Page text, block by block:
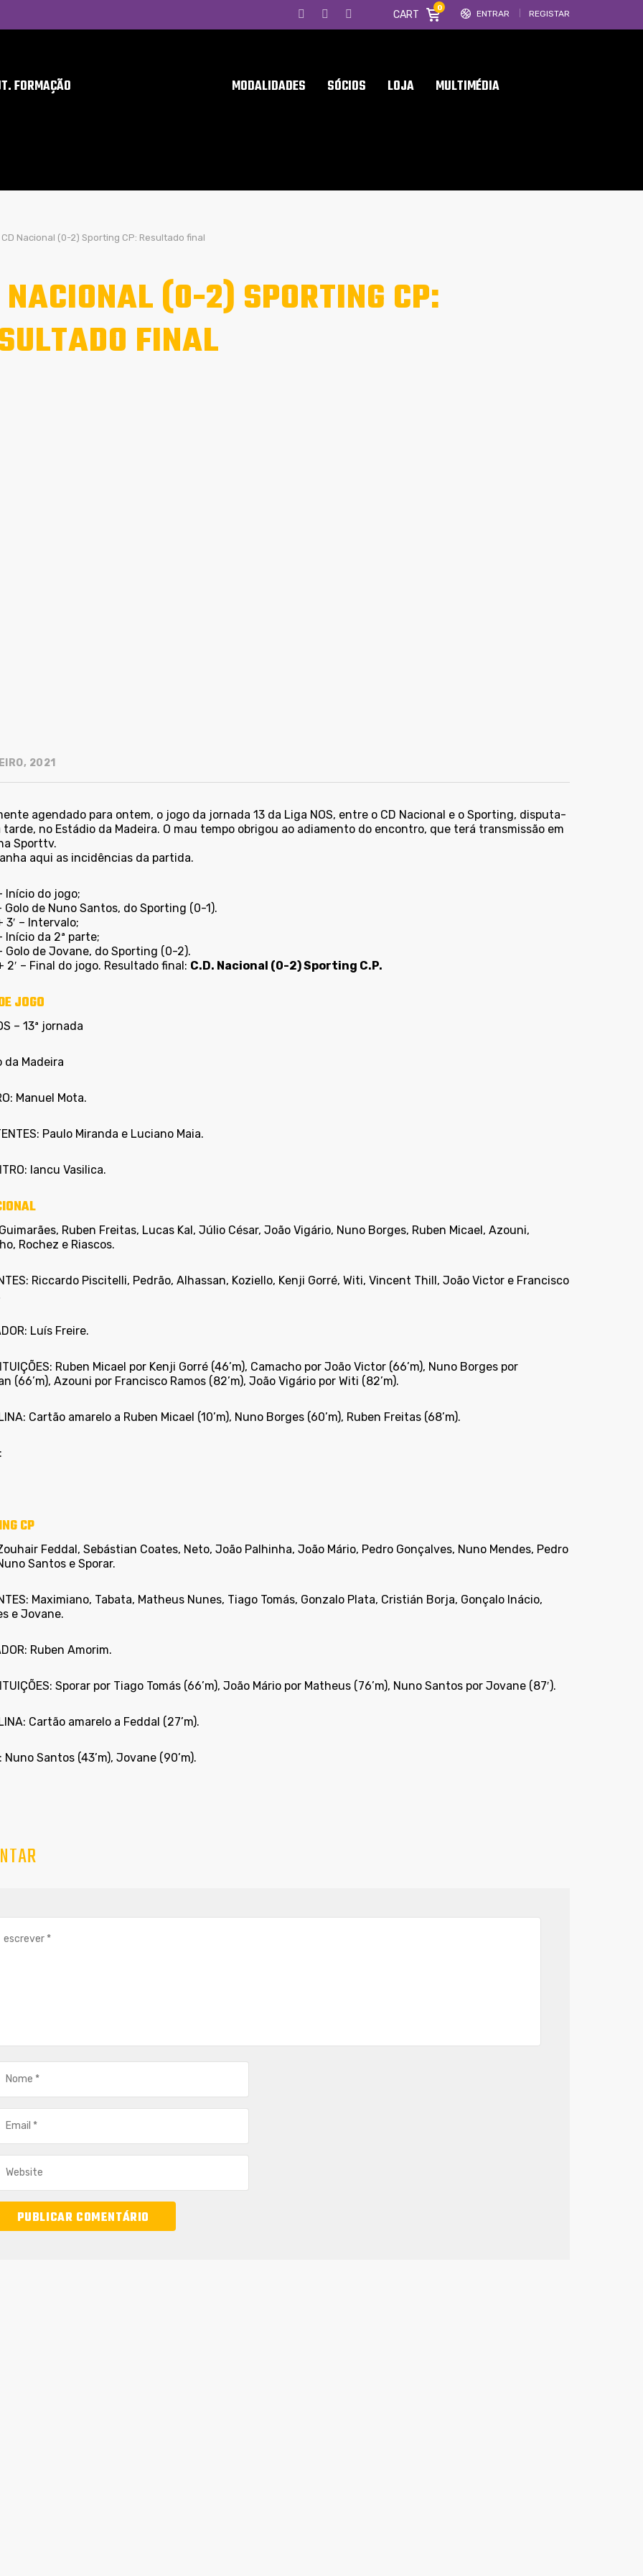
ENTRAR REGISTAR
CART
0
FORMAÇÃO MODALIDADES SÓCIOS LOJA MULTIMÉDIA
CD Nacional (0-2) Sporting CP: Resultado final
NACIONAL (0-2) SPORTING CP:
FINAL
2021
agendado para ontem, o jogo da jornada 13 da Liga NOS, entre o CD Nacional e o Sporting, disputa-
tarde, no Estádio da Madeira. O mau tempo obrigou ao adiamento do encontro, que terá transmissão em
Sporttv.
aqui as incidências da partida.
Início do jogo;
Golo de Nuno Santos, do Sporting (0-1).
3′ – Intervalo;
Início da 2ª parte;
Golo de Jovane, do Sporting (0-2).
2′ – Final do jogo. Resultado final: C.D. Nacional (0-2) Sporting C.P.
JOGO
– 13ª jornada
da Madeira
Manuel Mota.
Paulo Miranda e Luciano Maia.
Iancu Vasilica.
Ruben Freitas, Lucas Kal, Júlio César, João Vigário, Nuno Borges, Ruben Micael, Azouni,
Rochez e Riascos.
Riccardo Piscitelli, Pedrão, Alhassan, Koziello, Kenji Gorré, Witi, Vincent Thill, João Victor e Francisco
Luís Freire.
Ruben Micael por Kenji Gorré (46’m), Camacho por João Victor (66’m), Nuno Borges por
(66’m), Azouni por Francisco Ramos (82’m), João Vigário por Witi (82’m).
Cartão amarelo a Ruben Micael (10’m), Nuno Borges (60’m), Ruben Freitas (68’m).
CP
Feddal, Sebástian Coates, Neto, João Palhinha, João Mário, Pedro Gonçalves, Nuno Mendes, Pedro
Santos e Sporar.
Maximiano, Tabata, Matheus Nunes, Tiago Tomás, Gonzalo Plata, Cristián Borja, Gonçalo Inácio,
e Jovane.
Ruben Amorim.
Sporar por Tiago Tomás (66’m), João Mário por Matheus (76’m), Nuno Santos por Jovane (87′).
Cartão amarelo a Feddal (27’m).
Nuno Santos (43’m), Jovane (90’m).